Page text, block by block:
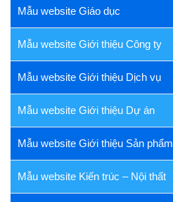
Mẫu website Giáo dục
Mẫu website Giới thiệu Công ty
Mẫu website Giới thiệu Dịch vụ
Mẫu website Giới thiệu Dự án
Mẫu website Giới thiệu Sản phẩm
Mẫu website Kiến trúc – Nội thất